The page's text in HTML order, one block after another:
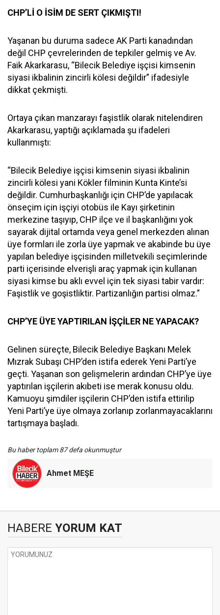
CHP’Lİ O İSİM DE SERT ÇIKMIŞTI!
Yaşanan bu duruma sadece AK Parti kanadından
değil CHP çevrelerinden de tepkiler gelmiş ve Av.
Faik Akarkarasu, “Bilecik Belediye işçisi kimsenin
siyasi ikbalinin zincirli kölesi değildir” ifadesiyle
dikkat çekmişti.
Ortaya çıkan manzarayı faşistlik olarak nitelendiren
Akarkarasu, yaptığı açıklamada şu ifadeleri
kullanmıştı:
“Bilecik Belediye işçisi kimsenin siyasi ikbalinin
zincirli kölesi yani Kökler filminin Kunta Kinte’si
değildir. Cumhurbaşkanlığı için CHP’de yapılacak
önseçim için işçiyi otobüs ile Kayı şirketinin
merkezine taşıyıp, CHP ilçe ve il başkanlığını yok
sayarak dijital ortamda veya genel merkezden alınan
üye formları ile zorla üye yapmak ve akabinde bu üye
yapılan belediye işçisinden milletvekili seçimlerinde
parti içerisinde elverişli araç yapmak için kullanan
siyasi kimse bu aklı evvel için tek siyasi tabir vardır:
Faşistlik ve goşistliktir. Partizanlığın partisi olmaz.”
CHP’YE ÜYE YAPTIRILAN İŞÇİLER NE YAPACAK?
Gelinen süreçte, Bilecik Belediye Başkanı Melek
Mızrak Subaşı CHP’den istifa ederek Yeni Parti’ye
geçti. Yaşanan son gelişmelerin ardından CHP’ye üye
yaptırılan işçilerin akıbeti ise merak konusu oldu.
Kamuoyu şimdiler işçilerin CHP’den istifa ettirilip
Yeni Parti’ye üye olmaya zorlanıp zorlanmayacaklarını
tartışmaya başladı.
Bu haber toplam 87 defa okunmuştur
Ahmet MEŞE
HABERE YORUM KAT